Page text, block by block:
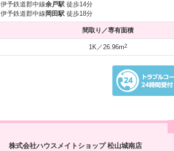
伊予鉄道郡中線余戸駅徒歩14分
伊予鉄道郡中線 岡田駅徒歩18分
間取り／専有面積
1K／26.96m2
株式会社ハウスメイトショップ 松山城南店